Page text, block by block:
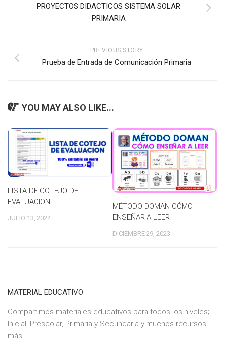
PROYECTOS DIDACTICOS SISTEMA SOLAR
PRIMARIA
PREVIOUS STORY
Prueba de Entrada de Comunicación Primaria
YOU MAY ALSO LIKE...
LISTA DE COTEJO DE
EVALUACION
JULIO 13, 2024
MÉTODO DOMAN CÓMO
ENSEÑAR A LEER
DICIEMBRE 29, 2023
MATERIAL EDUCATIVO
Compartimos materiales educativos para todos los niveles;
Inicial, Prescolar, Primaria y Secundaria y muchos recursos
más...